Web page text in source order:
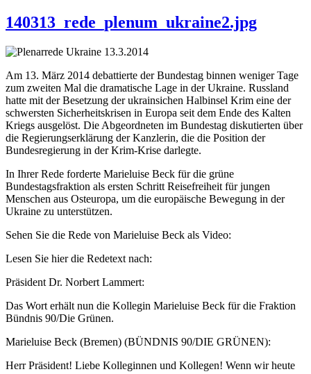
140313_rede_plenum_ukraine2.jpg
Am 13. März 2014 debattierte der Bundestag binnen weniger Tage
zum zweiten Mal die dramatische Lage in der Ukraine. Russland
hatte mit der Besetzung der ukrainsichen Halbinsel Krim eine der
schwersten Sicherheitskrisen in Europa seit dem Ende des Kalten
Kriegs ausgelöst. Die Abgeordneten im Bundestag diskutierten über
die Regierungserklärung der Kanzlerin, die die Position der
Bundesregierung in der Krim-Krise darlegte.
In Ihrer Rede forderte Marieluise Beck für die grüne
Bundestagsfraktion als ersten Schritt Reisefreiheit für jungen
Menschen aus Osteuropa, um die europäische Bewegung in der
Ukraine zu unterstützen.
Sehen Sie die Rede von Marieluise Beck als Video:
Lesen Sie hier die Redetext nach:
Präsident Dr. Norbert Lammert:
Das Wort erhält nun die Kollegin Marieluise Beck für die Fraktion
Bündnis 90/Die Grünen.
Marieluise Beck (Bremen) (BÜNDNIS 90/DIE GRÜNEN):
Herr Präsident! Liebe Kolleginnen und Kollegen! Wenn wir heute